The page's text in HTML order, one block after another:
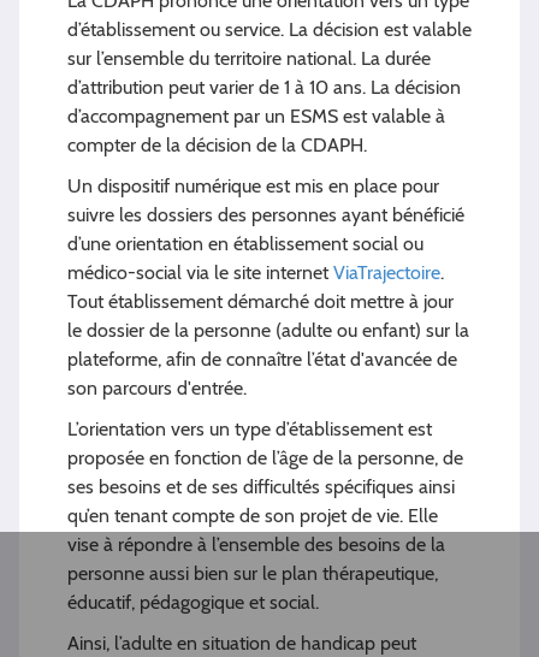
d’établissement ou service. La décision est valable
sur l’ensemble du territoire national. La durée
d’attribution peut varier de 1 à 10 ans. La décision
d’accompagnement par un ESMS est valable à
compter de la décision de la CDAPH.
Un dispositif numérique est mis en place pour
suivre les dossiers des personnes ayant bénéficié
d’une orientation en établissement social ou
médico-social via le site internetViaTrajectoire.
Tout établissement démarché doit mettre à jour
le dossier de la personne (adulte ou enfant) sur la
plateforme, afin de connaître l’état d'avancée de
son parcours d'entrée.
L’orientation vers un type d’établissement est
proposée en fonction de l’âge de la personne, de
ses besoins et de ses difficultés spécifiques ainsi
qu’en tenant compte de son projet de vie. Elle
vise à répondre à l’ensemble des besoins de la
personne aussi bien sur le plan thérapeutique,
éducatif, pédagogique et social.
Ainsi, l’adulte en situation de handicap peut